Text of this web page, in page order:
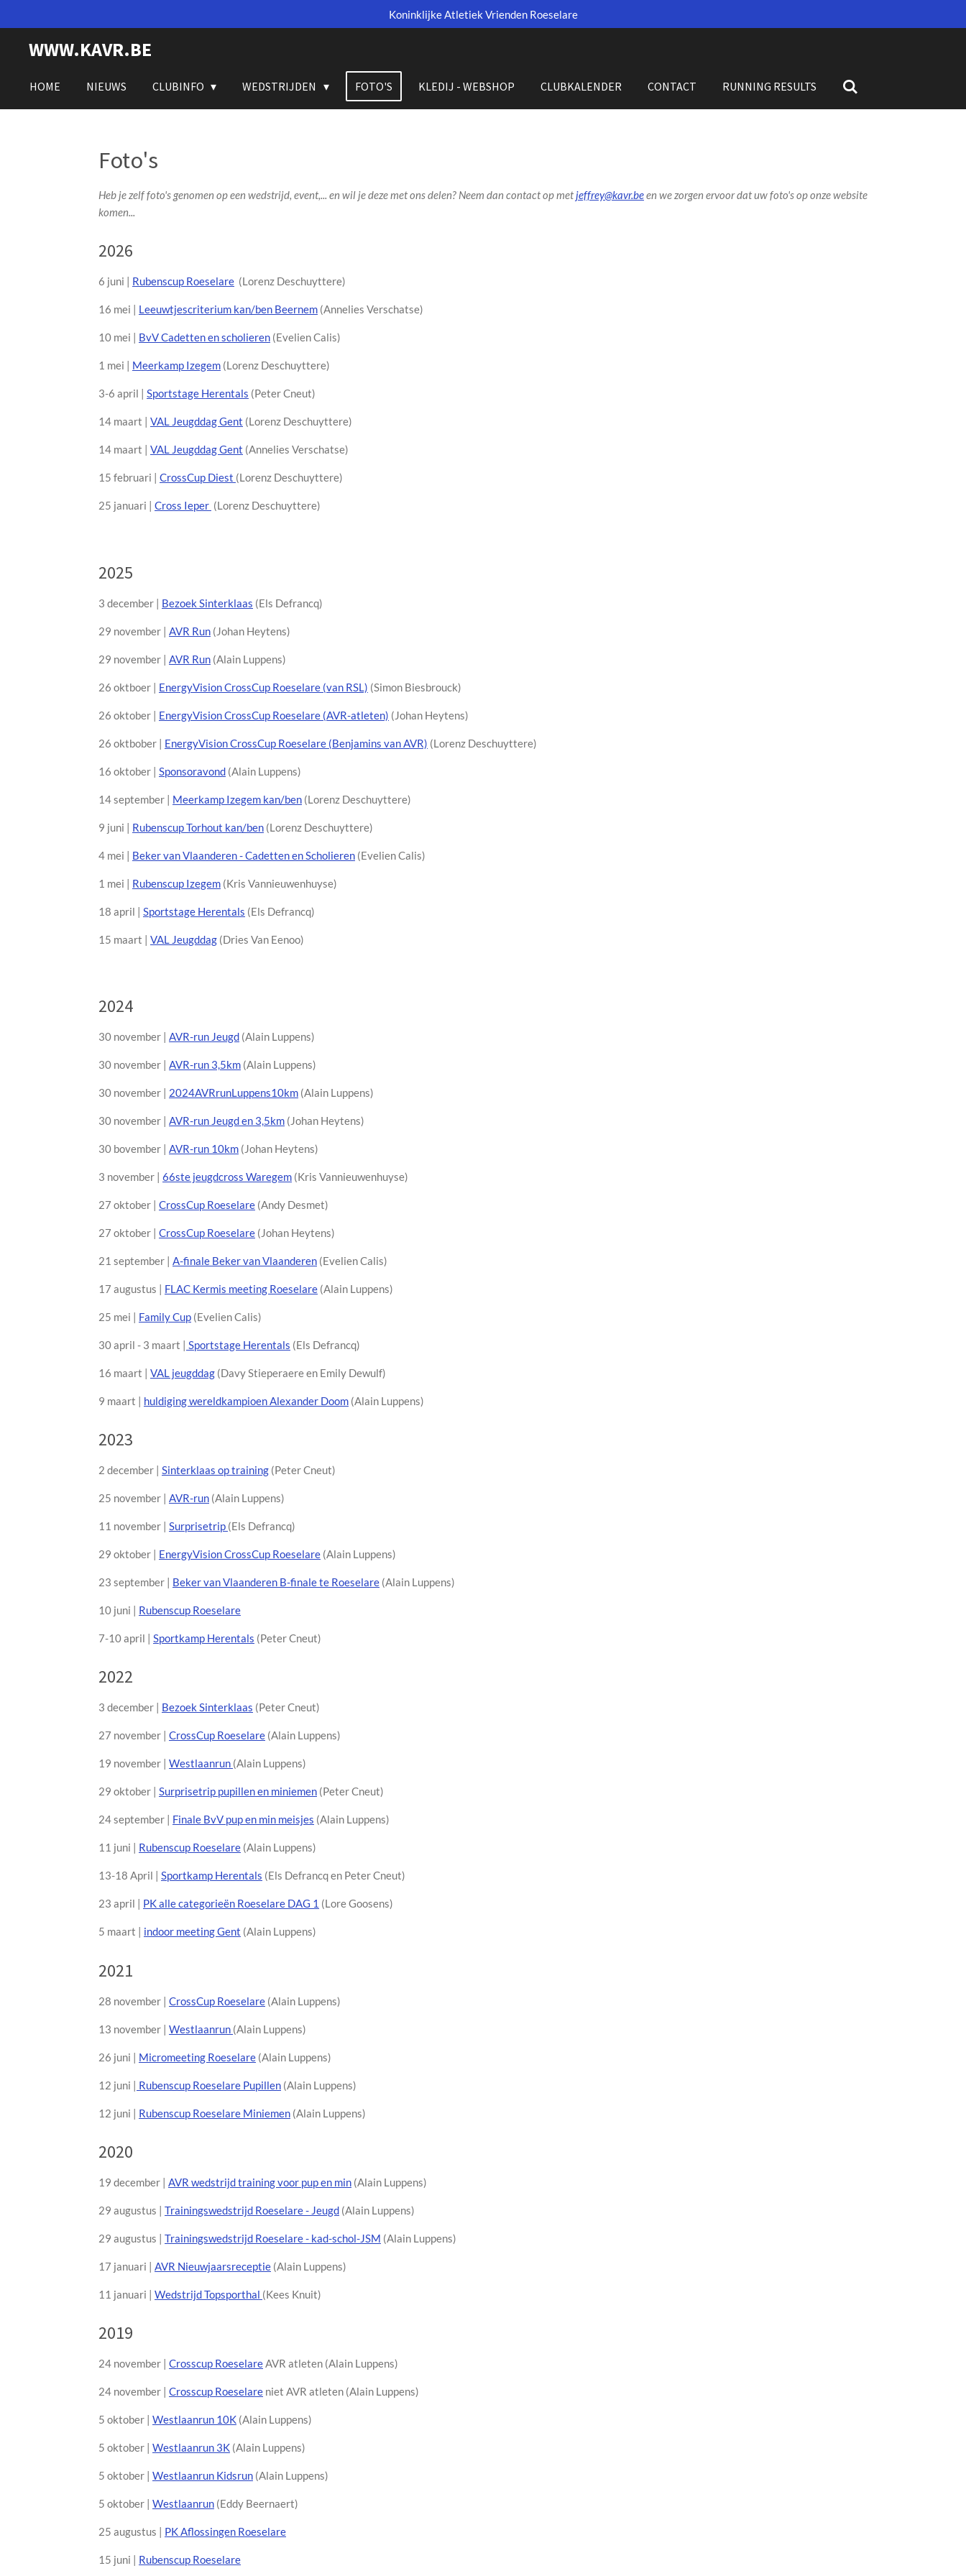
direct
hoofdinhoud
Koninklijke Atletiek Vrienden Roeselare
WWW.KAVR.BE
HOME NIEUWS CLUBINFO WEDSTRIJDEN FOTO'S KLEDIJ - WEBSHOP CLUBKALENDER CONTACT RUNNING RESULTS
Foto's
Heb je zelf foto's genomen op een wedstrijd, event,... en wil je deze met ons delen? Neem dan contact op metjeffrey@kavr.been we zorgen ervoor dat uw foto's op onze website
komen...
2026
6 juni | Rubenscup Roeselare (Lorenz Deschuyttere)
16 mei | Leeuwtjescriterium kan/ben Beernem (Annelies Verschatse)
10 mei | BvV Cadetten en scholieren (Evelien Calis)
1 mei | Meerkamp Izegem (Lorenz Deschuyttere)
3-6 april | Sportstage Herentals (Peter Cneut)
14 maart | VAL Jeugddag Gent (Lorenz Deschuyttere)
14 maart | VAL Jeugddag Gent (Annelies Verschatse)
15 februari | CrossCup Diest (Lorenz Deschuyttere)
25 januari | Cross Ieper (Lorenz Deschuyttere)
2025
3 december | Bezoek Sinterklaas (Els Defrancq)
29 november | AVR Run (Johan Heytens)
29 november | AVR Run (Alain Luppens)
26 oktboer | EnergyVision CrossCup Roeselare (van RSL) (Simon Biesbrouck)
26 oktober | EnergyVision CrossCup Roeselare (AVR-atleten) (Johan Heytens)
26 oktbober | EnergyVision CrossCup Roeselare (Benjamins van AVR) (Lorenz Deschuyttere)
16 oktober | Sponsoravond (Alain Luppens)
14 september | Meerkamp Izegem kan/ben (Lorenz Deschuyttere)
9 juni | Rubenscup Torhout kan/ben (Lorenz Deschuyttere)
4 mei | Beker van Vlaanderen - Cadetten en Scholieren (Evelien Calis)
1 mei | Rubenscup Izegem (Kris Vannieuwenhuyse)
18 april | Sportstage Herentals (Els Defrancq)
15 maart | VAL Jeugddag (Dries Van Eenoo)
2024
30 november | AVR-run Jeugd (Alain Luppens)
30 november | AVR-run 3,5km (Alain Luppens)
30 november | 2024AVRrunLuppens10km (Alain Luppens)
30 november | AVR-run Jeugd en 3,5km (Johan Heytens)
30 bovember | AVR-run 10km (Johan Heytens)
3 november | 66ste jeugdcross Waregem (Kris Vannieuwenhuyse)
27 oktober | CrossCup Roeselare (Andy Desmet)
27 oktober | CrossCup Roeselare (Johan Heytens)
21 september | A-finale Beker van Vlaanderen (Evelien Calis)
17 augustus | FLAC Kermis meeting Roeselare (Alain Luppens)
25 mei | Family Cup (Evelien Calis)
30 april - 3 maart | Sportstage Herentals (Els Defrancq)
16 maart | VAL jeugddag (Davy Stieperaere en Emily Dewulf)
9 maart | huldiging wereldkampioen Alexander Doom (Alain Luppens)
2023
2 december | Sinterklaas op training (Peter Cneut)
25 november | AVR-run (Alain Luppens)
11 november | Surprisetrip (Els Defrancq)
29 oktober | EnergyVision CrossCup Roeselare (Alain Luppens)
23 september | Beker van Vlaanderen B-finale te Roeselare (Alain Luppens)
10 juni | Rubenscup Roeselare
7-10 april | Sportkamp Herentals (Peter Cneut)
2022
3 december | Bezoek Sinterklaas (Peter Cneut)
27 november | CrossCup Roeselare (Alain Luppens)
19 november | Westlaanrun (Alain Luppens)
29 oktober | Surprisetrip pupillen en miniemen (Peter Cneut)
24 september | Finale BvV pup en min meisjes (Alain Luppens)
11 juni | Rubenscup Roeselare (Alain Luppens)
13-18 April | Sportkamp Herentals (Els Defrancq en Peter Cneut)
23 april | PK alle categorieën Roeselare DAG 1 (Lore Goosens)
5 maart | indoor meeting Gent (Alain Luppens)
2021
28 november | CrossCup Roeselare (Alain Luppens)
13 november | Westlaanrun (Alain Luppens)
26 juni | Micromeeting Roeselare (Alain Luppens)
12 juni | Rubenscup Roeselare Pupillen (Alain Luppens)
12 juni | Rubenscup Roeselare Miniemen (Alain Luppens)
2020
19 december | AVR wedstrijd training voor pup en min (Alain Luppens)
29 augustus | Trainingswedstrijd Roeselare - Jeugd (Alain Luppens)
29 augustus | Trainingswedstrijd Roeselare - kad-schol-JSM (Alain Luppens)
17 januari | AVR Nieuwjaarsreceptie (Alain Luppens)
11 januari | Wedstrijd Topsporthal (Kees Knuit)
2019
24 november | Crosscup RoeselareAVR atleten (Alain Luppens)
24 november | Crosscup Roeselare niet AVR atleten (Alain Luppens)
5 oktober | Westlaanrun 10K (Alain Luppens)
5 oktober | Westlaanrun 3K (Alain Luppens)
5 oktober | Westlaanrun Kidsrun (Alain Luppens)
5 oktober | Westlaanrun (Eddy Beernaert)
25 augustus | PK Aflossingen Roeselare
15 juni | Rubenscup Roeselare